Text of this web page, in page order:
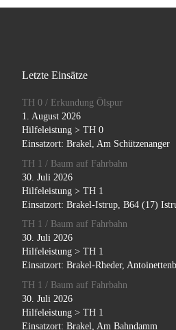
Letzte Einsätze
TH 0 / Erkundung Ölspur
1. August 2026
Hilfeleistung > TH 0
Einsatzort: Brakel, Am Schützenanger
TH 1 / Baum auf Fahrbahn
30. Juli 2026
Hilfeleistung > TH 1
Einsatzort: Brakel-Istrup, B64 (17)
TH 1 / Baum auf Fahrbahn
30. Juli 2026
Hilfeleistung > TH 1
Einsatzort: Brakel-Rheder,
TH 1 / Baum auf Fahrbahn
30. Juli 2026
Hilfeleistung > TH 1
Einsatzort: Brakel, Am Bahndamm